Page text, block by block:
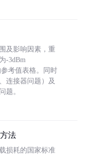
及影响因素，重
-3dBm
考值表格。同时
连接器问题）及
题。
法
损耗的国家标准